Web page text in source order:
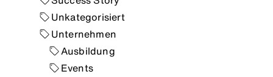
Unkategorisiert
Unternehmen
Ausbildung
Events